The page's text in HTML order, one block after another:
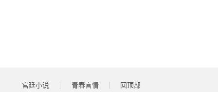
宫廷小说 青春言情 回顶部